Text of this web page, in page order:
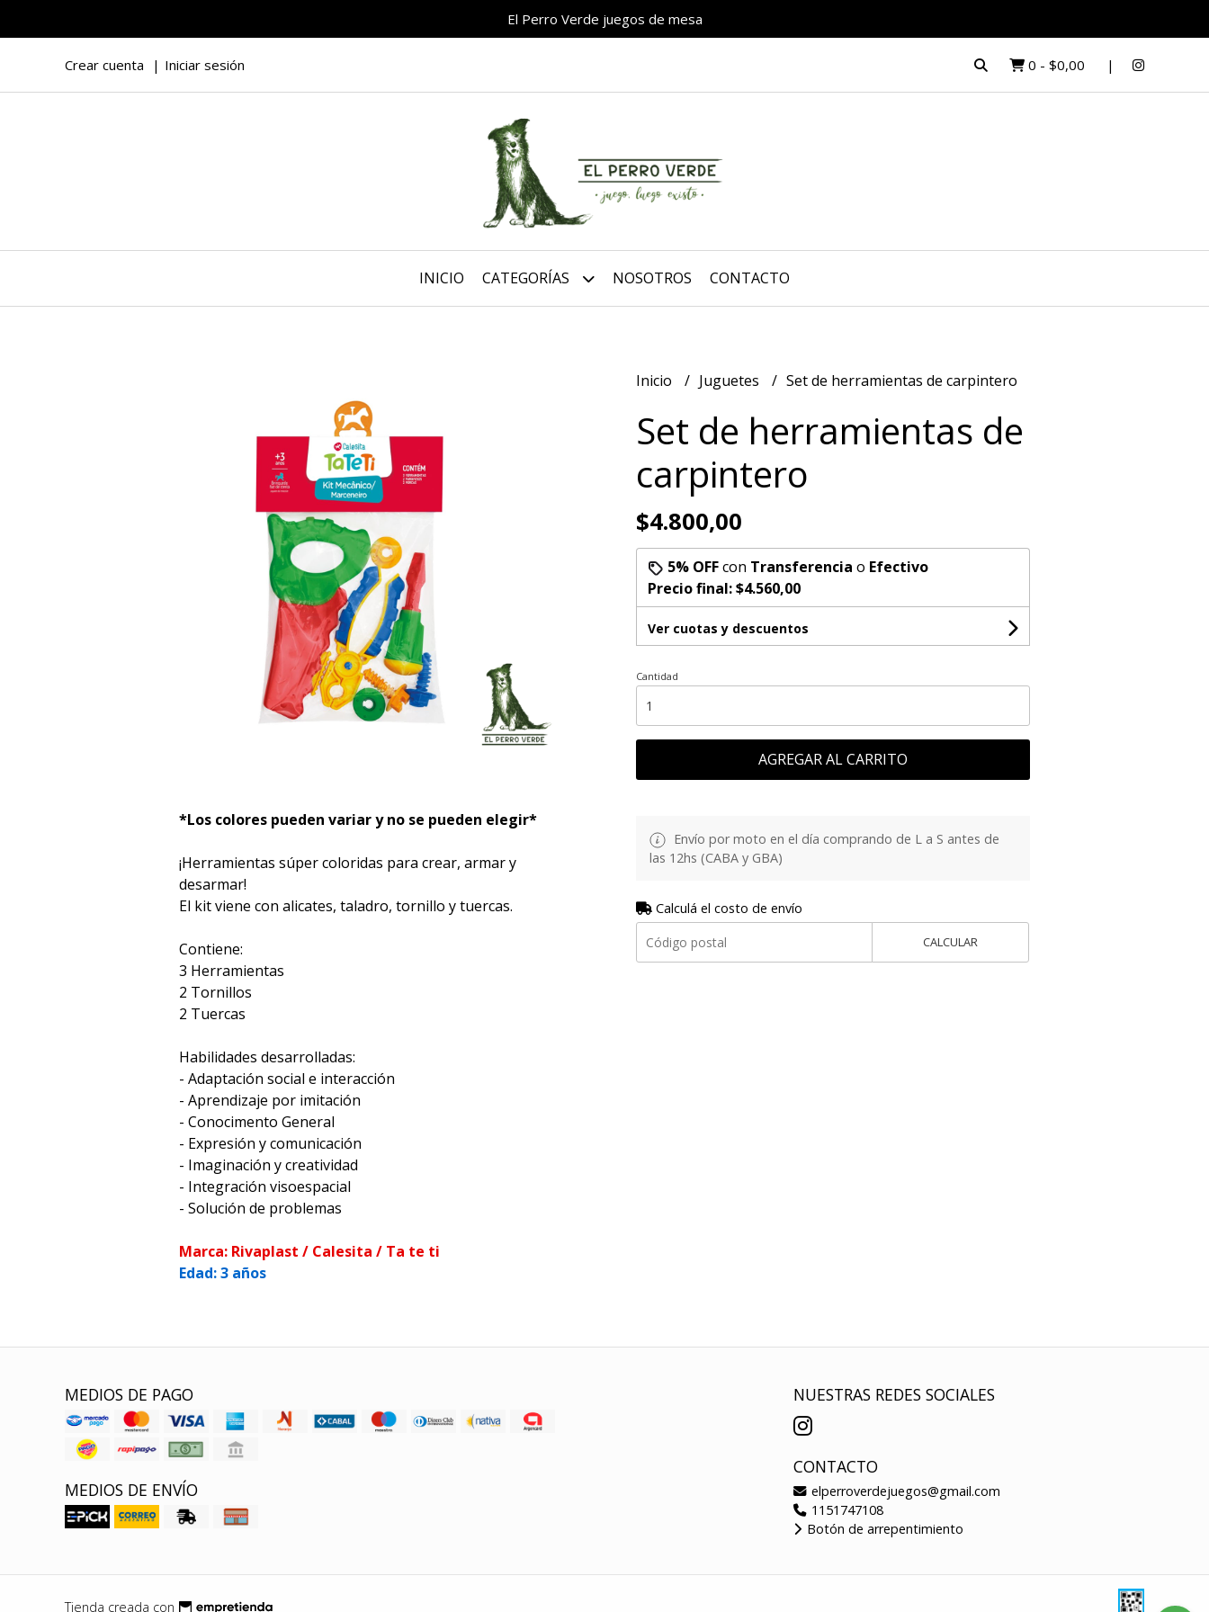
El Perro Verde juegos de mesa
Crear cuenta Iniciar sesión 0 - $0,00
INICIO CATEGORÍAS NOSOTROS CONTACTO
*Los colores pueden variar y no se pueden elegir*
¡Herramientas súper coloridas para crear, armar y
desarmar!
El kit viene con alicates, taladro, tornillo y tuercas.
Contiene:
3 Herramientas
2 Tornillos
2 Tuercas
Habilidades desarrolladas:
- Adaptación social e interacción
- Aprendizaje por imitación
- Conocimento General
- Expresión y comunicación
- Imaginación y creatividad
- Integración visoespacial
- Solución de problemas
Marca: Rivaplast / Calesita / Ta te ti
Edad: 3 años
Inicio Juguetes Set de herramientas de carpintero
Set de herramientas de
carpintero
$4.800,00
5% OFFcon Transferencia o Efectivo
Precio final:$4.560,00
Ver cuotas y descuentos
Cantidad
AGREGAR AL CARRITO
Envío por moto en el día comprando de L a S antes de
las 12hs (CABA y GBA)
Calculá el costo de envío
CALCULAR
MEDIOS DE PAGO
MEDIOS DE ENVÍO
NUESTRAS REDES SOCIALES
CONTACTO
elperroverdejuegos@gmail.com
1151747108
Botón de arrepentimiento
Tienda creada con